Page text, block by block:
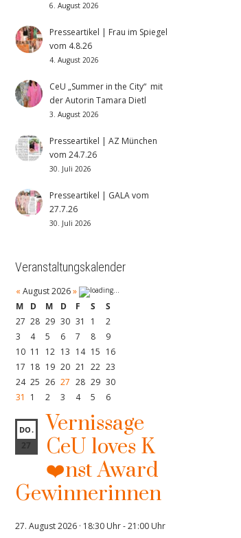
6. August 2026
Presseartikel | Frau im Spiegel
vom 4.8.26
4. August 2026
CeU „Summer in the City“ mit
der Autorin Tamara Dietl
3. August 2026
Presseartikel | AZ München
vom 24.7.26
30. Juli 2026
Presseartikel | GALA vom
27.7.26
30. Juli 2026
Veranstaltungskalender
« August 2026 »
M
D M D F S
S
27 28 29 30 31 1
2
3
4 5 6 7 8
9
10 11 12 13 14 15 16
17 18 19 20 21 22 23
24 25 26 27 28 29 30
31
1 2 3 4 5 6
DO.
27
Vernissage
CeU loves K
❤️nst Award
Gewinnerinnen
27. August 2026 · 18:30 Uhr-21:00 Uhr